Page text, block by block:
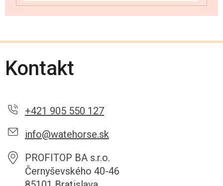
Kontakt
+421 905 550 127
info@watehorse.sk
PROFITOP BA s.r.o.
Černyševského 40-46